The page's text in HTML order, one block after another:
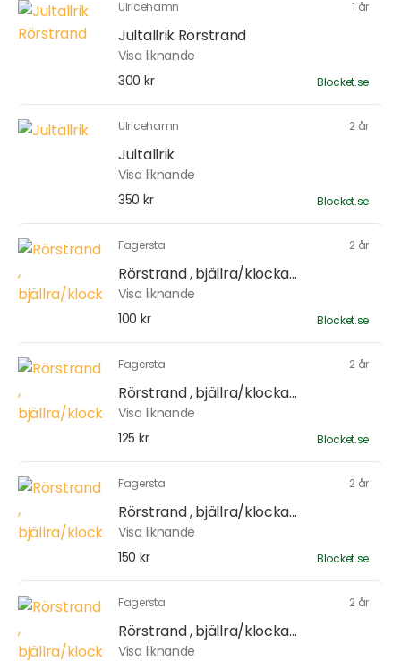
Ulricehamn 1 år
Jultallrik Rörstrand
Visa liknande
300 kr
Blocket.se
Ulricehamn 2 år
Jultallrik
Visa liknande
350 kr
Blocket.se
Fagersta 2 år
Rörstrand , bjällra/klocka...
Visa liknande
100 kr
Blocket.se
Fagersta 2 år
Rörstrand , bjällra/klocka...
Visa liknande
125 kr
Blocket.se
Fagersta 2 år
Rörstrand , bjällra/klocka...
Visa liknande
150 kr
Blocket.se
Fagersta 2 år
Rörstrand , bjällra/klocka...
Visa liknande